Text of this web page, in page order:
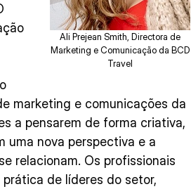
Ali Prejean Smith, Directora de
Marketing e Comunicação da BCD
Travel
marketing e comunicações da
a pensarem de forma criativa,
uma nova perspectiva e a
relacionam. Os profissionais
de líderes do setor,